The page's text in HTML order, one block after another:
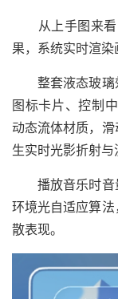
从上手图来看，
果，系统实时渲染
整套液态玻璃
图标卡片、控制
动态流体材质，
生实时光影折射与
播放音乐时音
环境光自适应算
散表现。